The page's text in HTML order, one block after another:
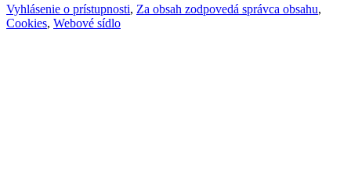
Vyhlásenie o prístupnosti, Za obsah zodpovedá správca obsahu,
Cookies, Webové sídlo